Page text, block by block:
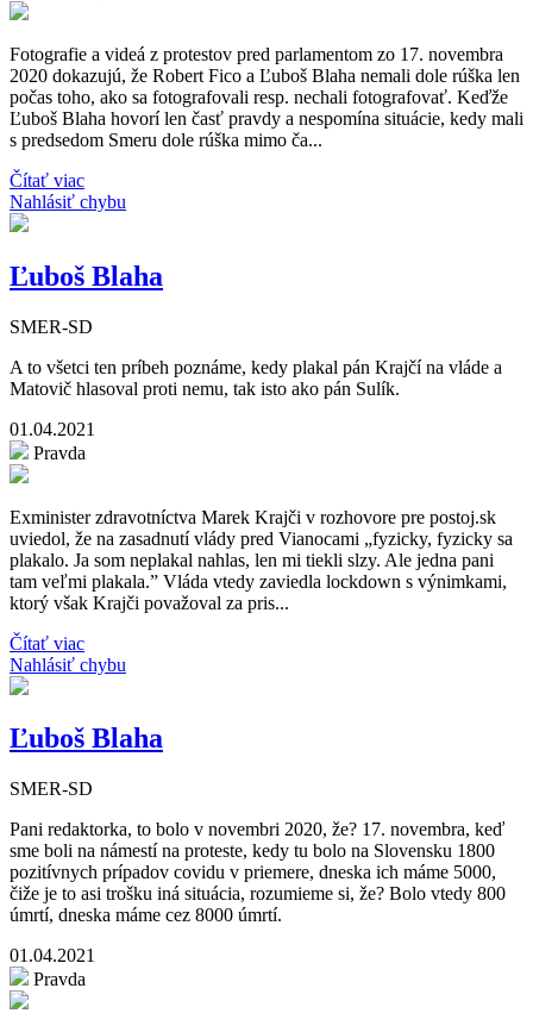
Fotografie a videá z protestov pred parlamentom zo 17. novembra
2020 dokazujú, že Robert Fico a Ľuboš Blaha nemali dole rúška len
počas toho, ako sa fotografovali resp. nechali fotografovať. Keďže
Ľuboš Blaha hovorí len časť pravdy a nespomína situácie, kedy mali
s predsedom Smeru dole rúška mimo ča...
Čítať viac
Nahlásiť chybu
Ľuboš Blaha
SMER-SD
A to všetci ten príbeh poznáme, kedy plakal pán Krajčí na vláde a
Matovič hlasoval proti nemu, tak isto ako pán Sulík.
01.04.2021
Pravda
Exminister zdravotníctva Marek Krajči v rozhovore pre postoj.sk
uviedol, že na zasadnutí vlády pred Vianocami „fyzicky, fyzicky sa
plakalo. Ja som neplakal nahlas, len mi tiekli slzy. Ale jedna pani
tam veľmi plakala.” Vláda vtedy zaviedla lockdown s výnimkami,
ktorý však Krajči považoval za pris...
Čítať viac
Nahlásiť chybu
Ľuboš Blaha
SMER-SD
Pani redaktorka, to bolo v novembri 2020, že? 17. novembra, keď
sme boli na námestí na proteste, kedy tu bolo na Slovensku 1800
pozitívnych prípadov covidu v priemere, dneska ich máme 5000,
čiže je to asi trošku iná situácia, rozumieme si, že? Bolo vtedy 800
úmrtí, dneska máme cez 8000 úmrtí.
01.04.2021
Pravda